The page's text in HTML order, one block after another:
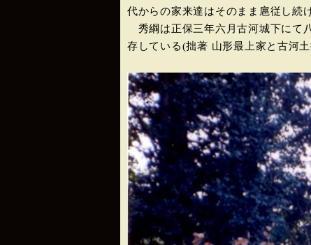
代からの家来達はそのまま扈従し続
秀綱は正保三年六月古河城下にて
存している(拙著 山形最上家と古河土